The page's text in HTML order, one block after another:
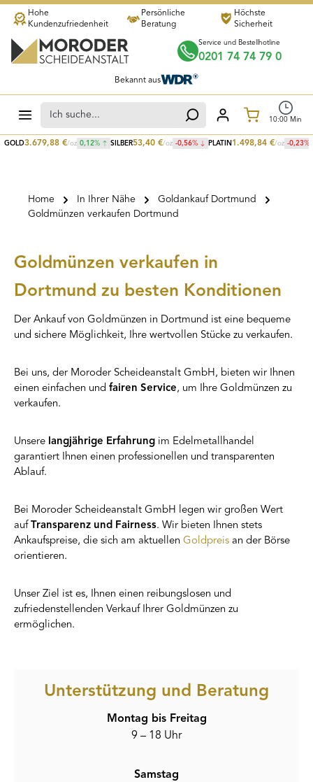
Zum Hauptinhalt springen
GOLD3.679,88 €/oz 0,12% SILBER53,40 €/oz -0,56% PLATIN 1.498,84 €/oz -0,23%
Hohe
Kundenzufriedenheit
Persönliche
Beratung
Höchste
Sicherheit
Service und Bestellhotline
0201 74 74 79 0
Bekannt aus
10:00 Min
Home In Ihrer Nähe
Goldankauf Dortmund
Goldmünzen verkaufen Dortmund
Goldmünzen verkaufen in
Dortmund zu besten Konditionen
Der Ankauf von Goldmünzen in Dortmund ist eine bequeme
und sichere Möglichkeit, Ihre wertvollen Stücke zu verkaufen.
Bei uns, der Moroder Scheideanstalt GmbH, bieten wir Ihnen
einen einfachen und fairen Service, um Ihre Goldmünzen zu
verkaufen.
Unsere langjährige Erfahrung im Edelmetallhandel
garantiert Ihnen einen professionellen und transparenten
Ablauf.
Bei Moroder Scheideanstalt GmbH legen wir großen Wert
auf Transparenz und Fairness. Wir bieten Ihnen stets
Ankaufspreise, die sich am aktuellen Goldpreis an der Börse
orientieren.
Unser Ziel ist es, Ihnen einen reibungslosen und
zufriedenstellenden Verkauf Ihrer Goldmünzen zu
ermöglichen.
Unterstützung und Beratung
Montag bis Freitag
9 – 18 Uhr
Samstag